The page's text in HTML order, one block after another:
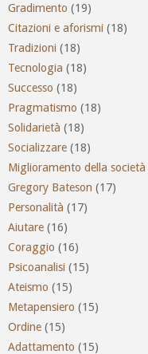
Gradimento (19)
Citazioni e aforismi (18)
Tradizioni (18)
Tecnologia (18)
Successo (18)
Pragmatismo (18)
Solidarietà (18)
Socializzare (18)
Miglioramento della società
Gregory Bateson (17)
Personalità (17)
Aiutare (16)
Coraggio (16)
Psicoanalisi (15)
Ateismo (15)
Metapensiero (15)
Ordine (15)
Adattamento (15)